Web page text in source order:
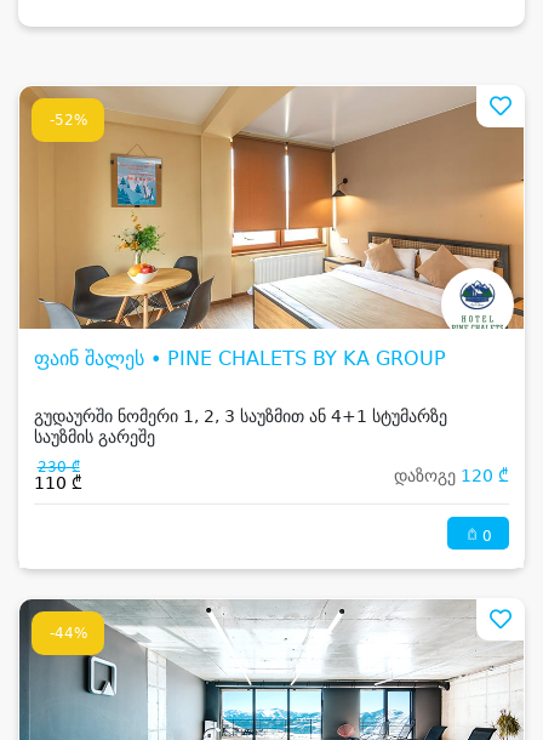
-52%
ფაინ შალეს • PINE CHALETS BY KA GROUP
გუდაურში ნომერი 1, 2, 3 საუზმით ან 4+1 სტუმარზე
საუზმის გარეშე
230 ₾
110 ₾ დაზოგე 120 ₾
0
-44%